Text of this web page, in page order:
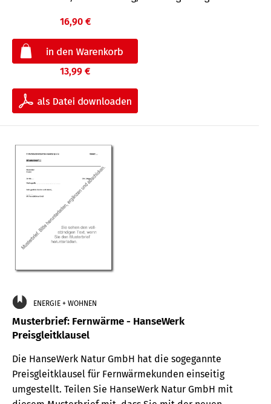
16,90 €
13,99 €
ENERGIE + WOHNEN
Musterbrief: Fernwärme - HanseWerk
Preisgleitklausel
Die HanseWerk Natur GmbH hat die sogegannte
Preisgleitklausel für Fernwärmekunden einseitig
umgestellt. Teilen Sie HanseWerk Natur GmbH mit